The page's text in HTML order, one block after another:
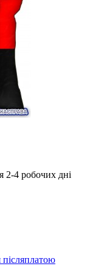
2-4 робочих дні